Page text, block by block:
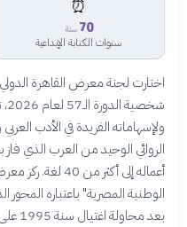
⏰
70 سنة
سنوات الكتابة الإبداعية
اختارت لجنة معرض القاهرة
الوطنية المصرية" باعتباره
بعد